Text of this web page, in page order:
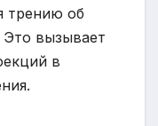
трению об
вызывает
в